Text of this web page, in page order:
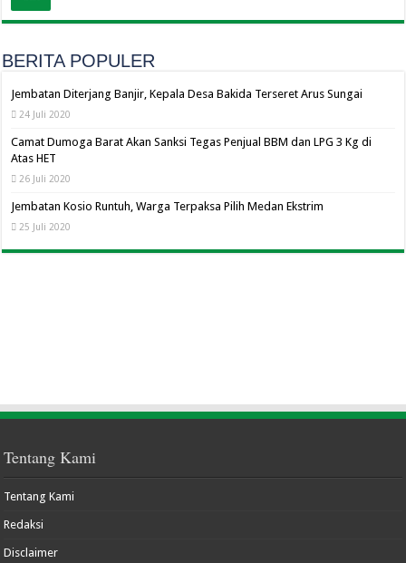
BERITA POPULER
Jembatan Diterjang Banjir, Kepala Desa Bakida Terseret Arus Sungai
24 Juli 2020
Camat Dumoga Barat Akan Sanksi Tegas Penjual BBM dan LPG 3 Kg di
Atas HET
26 Juli 2020
Jembatan Kosio Runtuh, Warga Terpaksa Pilih Medan Ekstrim
25 Juli 2020
Tentang Kami
Tentang Kami
Redaksi
Disclaimer